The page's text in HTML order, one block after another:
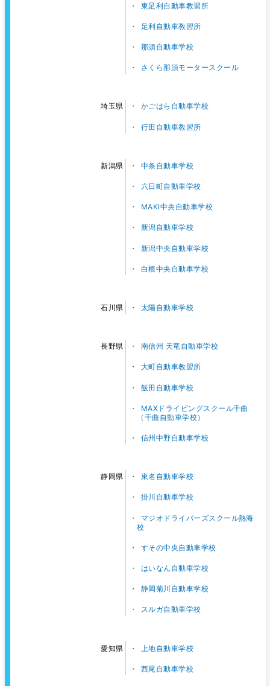
東足利自動車教習所
足利自動車教習所
那須自動車学校
さくら那須モータースクール
埼玉県 かごはら自動車学校
行田自動車教習所
新潟県 中条自動車学校
六日町自動車学校
MAKI中央自動車学校
新潟自動車学校
新潟中央自動車学校
白根中央自動車学校
石川県 太陽自動車学校
長野県 南信州 天竜自動車学校
大町自動車教習所
飯田自動車学校
MAXドライビングスクール千曲
（千曲自動車学校）
信州中野自動車学校
静岡県 東名自動車学校
掛川自動車学校
マジオドライバーズスクール熱海
校
すその中央自動車学校
はいなん自動車学校
静岡菊川自動車学校
スルガ自動車学校
愛知県 上地自動車学校
西尾自動車学校